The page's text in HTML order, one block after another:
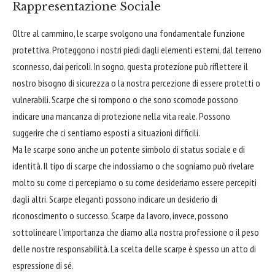
Rappresentazione Sociale
Oltre al cammino, le scarpe svolgono una fondamentale funzione
protettiva. Proteggono i nostri piedi dagli elementi esterni, dal terreno
sconnesso, dai pericoli. In sogno, questa protezione può riflettere il
nostro bisogno di sicurezza o la nostra percezione di essere protetti o
vulnerabili. Scarpe che si rompono o che sono scomode possono
indicare una mancanza di protezione nella vita reale. Possono
suggerire che ci sentiamo esposti a situazioni difficili.
Ma le scarpe sono anche un potente simbolo di status sociale e di
identità. Il tipo di scarpe che indossiamo o che sogniamo può rivelare
molto su come ci percepiamo o su come desideriamo essere percepiti
dagli altri. Scarpe eleganti possono indicare un desiderio di
riconoscimento o successo. Scarpe da lavoro, invece, possono
sottolineare l'importanza che diamo alla nostra professione o il peso
delle nostre responsabilità. La scelta delle scarpe è spesso un atto di
espressione di sé.